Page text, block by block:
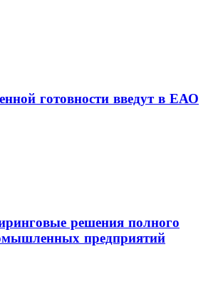
готовности введут в ЕАО
решения полного
предприятий